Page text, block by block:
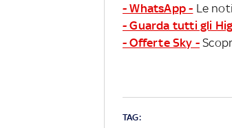
- WhatsApp - Le
- Guarda tutti gli
- Offerte Sky -
TAG: